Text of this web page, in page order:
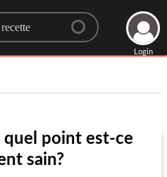
recipe
Login
quel point est-ce
sain?